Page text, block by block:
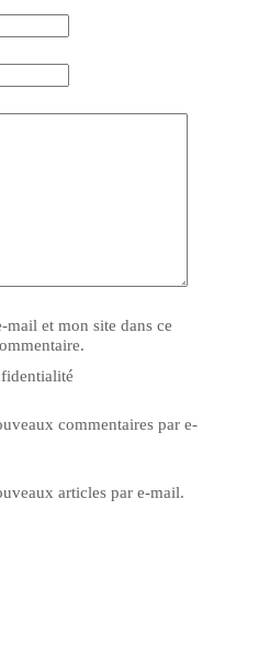
et mon site dans ce
commentaires par e-
articles par e-mail.